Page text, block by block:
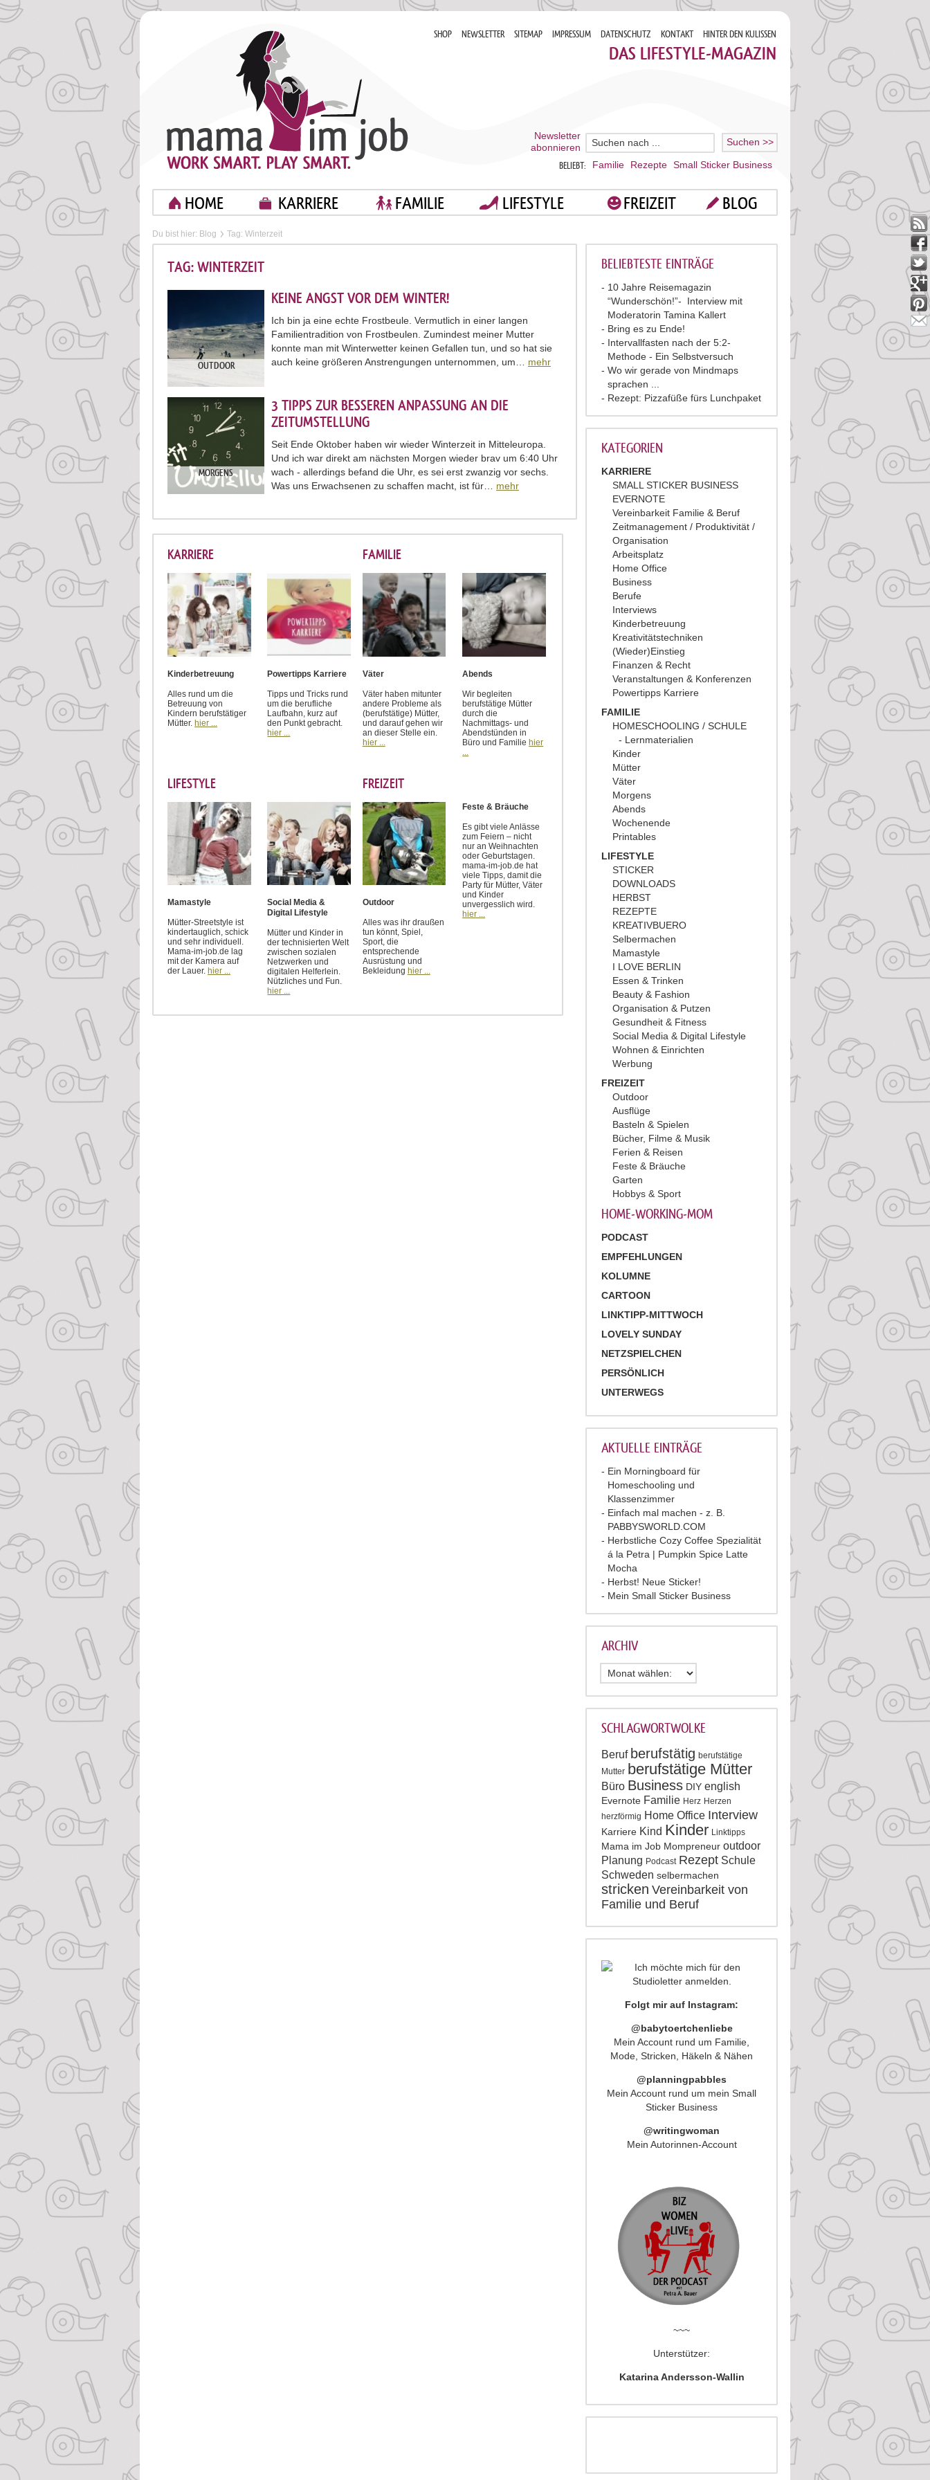
SHOP NEWSLETTER SITEMAP IMPRESSUM DATENSCHUTZ KONTAKT HINTER DEN KULISSEN
DAS LIFESTYLE-MAGAZIN
Newsletter
abonnieren
BELIEBT: Familie Rezepte Small Sticker Business
HOME KARRIERE FAMILIE LIFESTYLE FREIZEIT BLOG
Du bist hier: Blog Tag: Winterzeit
BELIEBTESTE EINTRÄGE
10 Jahre Reisemagazin
“Wunderschön!”- Interview mit
Moderatorin Tamina Kallert
Bring es zu Ende!
Intervallfasten nach der 5:2-
Methode - Ein Selbstversuch
Wo wir gerade von Mindmaps
sprachen ...
Rezept: Pizzafüße fürs Lunchpaket
KATEGORIEN
KARRIERE
SMALL STICKER BUSINESS
EVERNOTE
Vereinbarkeit Familie & Beruf
Zeitmanagement / Produktivität /
Organisation
Arbeitsplatz
Home Office
Business
Berufe
Interviews
Kinderbetreuung
Kreativitätstechniken
(Wieder)Einstieg
Finanzen & Recht
Veranstaltungen & Konferenzen
Powertipps Karriere
FAMILIE
HOMESCHOOLING / SCHULE
Lernmaterialien
Kinder
Mütter
Väter
Morgens
Abends
Wochenende
Printables
LIFESTYLE
STICKER
DOWNLOADS
HERBST
REZEPTE
KREATIVBUERO
Selbermachen
Mamastyle
I LOVE BERLIN
Essen & Trinken
Beauty & Fashion
Organisation & Putzen
Gesundheit & Fitness
Social Media & Digital Lifestyle
Wohnen & Einrichten
Werbung
FREIZEIT
Outdoor
Ausflüge
Basteln & Spielen
Bücher, Filme & Musik
Ferien & Reisen
Feste & Bräuche
Garten
Hobbys & Sport
HOME-WORKING-MOM
PODCAST
EMPFEHLUNGEN
KOLUMNE
CARTOON
LINKTIPP-MITTWOCH
LOVELY SUNDAY
NETZSPIELCHEN
PERSÖNLICH
UNTERWEGS
AKTUELLE EINTRÄGE
Ein Morningboard für
Homeschooling und
Klassenzimmer
Einfach mal machen - z. B.
PABBYSWORLD.COM
Herbstliche Cozy Coffee Spezialität
á la Petra | Pumpkin Spice Latte
Mocha
Herbst! Neue Sticker!
Mein Small Sticker Business
ARCHIV
SCHLAGWORTWOLKE
Beruf berufstätig berufstätige
Mutter berufstätige Mütter
Büro Business DIY english
Evernote Familie Herz Herzen
herzförmig Home Office Interview
Karriere Kind Kinder Linktipps
Mama im Job Mompreneur outdoor
Planung Podcast Rezept Schule
Schweden selbermachen
stricken Vereinbarkeit von
Familie und Beruf
Folgt mir auf Instagram:
@babytoertchenliebe
Mein Account rund um Familie,
Mode, Stricken, Häkeln & Nähen
@planningpabbles
Mein Account rund um mein Small
Sticker Business
@writingwoman
Mein Autorinnen-Account
~~~
Unterstützer:
Katarina Andersson-Wallin
TAG: WINTERZEIT
OUTDOOR
KEINE ANGST VOR DEM WINTER!
Ich bin ja eine echte Frostbeule. Vermutlich in einer langen
Familientradition von Frostbeulen. Zumindest meiner Mutter
konnte man mit Winterwetter keinen Gefallen tun, und so hat sie
auch keine größeren Anstrengungen unternommen, um… mehr
MORGENS
3 TIPPS ZUR BESSEREN ANPASSUNG AN DIE
ZEITUMSTELLUNG
Seit Ende Oktober haben wir wieder Winterzeit in Mitteleuropa.
Und ich war direkt am nächsten Morgen wieder brav um 6:40 Uhr
wach - allerdings befand die Uhr, es sei erst zwanzig vor sechs.
Was uns Erwachsenen zu schaffen macht, ist für… mehr
KARRIERE
Kinderbetreuung
Alles rund um die
Betreuung von
Kindern berufstätiger
Mütter. hier ...
Powertipps Karriere
Tipps und Tricks rund
um die berufliche
Laufbahn, kurz auf
den Punkt gebracht.
hier ...
FAMILIE
Väter
Väter haben mitunter
andere Probleme als
(berufstätige) Mütter,
und darauf gehen wir
an dieser Stelle ein.
hier ...
Abends
Wir begleiten
berufstätige Mütter
durch die
Nachmittags- und
Abendstünden in
Büro und Familiehier
LIFESTYLE
Mamastyle
Mütter-Streetstyle ist
kindertauglich, schick
und sehr individuell.
Mama-im-job.de lag
mit der Kamera auf
der Lauer. hier ...
Social Media &
Digital Lifestyle
Mütter und Kinder in
der technisierten Welt
zwischen sozialen
Netzwerken und
digitalen Helferlein.
Nützliches und Fun.
hier ...
FREIZEIT
Outdoor
Alles was ihr draußen
tun könnt, Spiel,
Sport, die
entsprechende
Ausrüstung und
Bekleidung hier ...
Feste & Bräuche
Es gibt viele Anlässe
zum Feiern – nicht
nur an Weihnachten
oder Geburtstagen.
mama-im-job.de hat
viele Tipps, damit die
Party für Mütter, Väter
und Kinder
unvergesslich wird.
hier ...